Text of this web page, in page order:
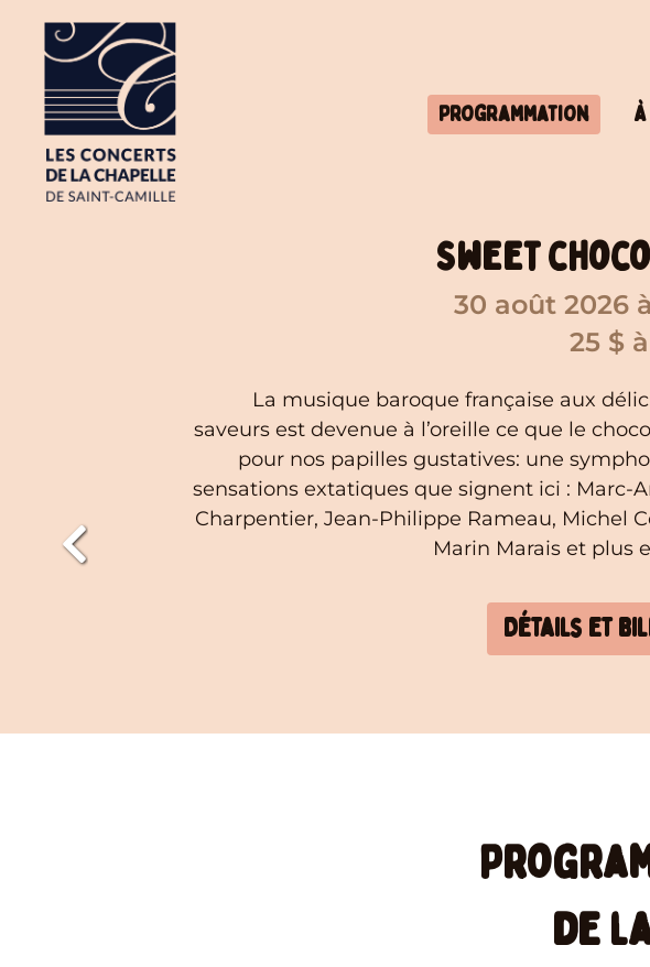
Programmation
Sweet
30 août 2026
25 $
La musique baroque française aux
saveurs est devenue à l’oreille ce que le
pour nos papilles gustatives: une
sensations extatiques que signent ici : Marc-
Charpentier, Jean-Philippe Rameau, Michel
Marin Marais et plus
Détails et
de